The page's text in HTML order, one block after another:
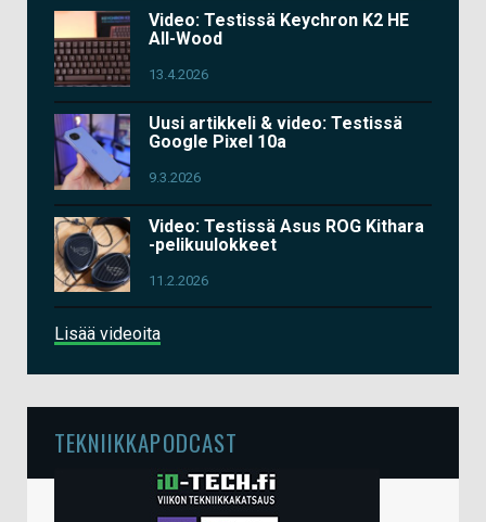
Video: Testissä Keychron K2 HE
All-Wood
13.4.2026
Uusi artikkeli & video: Testissä
Google Pixel 10a
9.3.2026
Video: Testissä Asus ROG Kithara
-pelikuulokkeet
11.2.2026
Lisää videoita
TEKNIIKKAPODCAST